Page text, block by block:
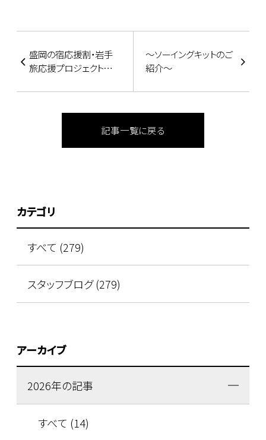
盛岡の宿応援割・岩手
旅応援プロジェクトにつ
～ソーイングキットのご
紹介～
記事一覧に戻る
カテゴリ
すべて (279)
スタッフブログ (279)
アーカイブ
2026年の記事
すべて (14)